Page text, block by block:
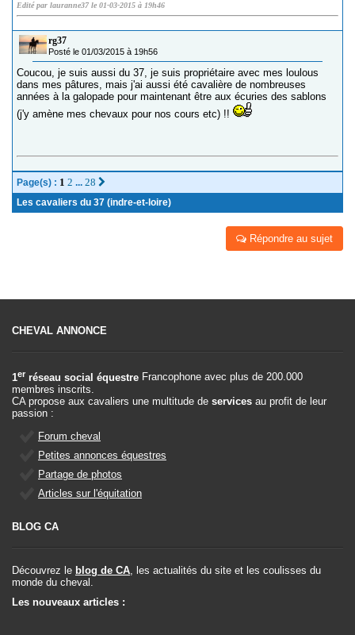
Edité par lauranne37 le 01-03-2015 à 19h46
rg37
Posté le 01/03/2015 à 19h56
Coucou, je suis aussi du 37, je suis propriétaire avec mes loulous
dans mes pâtures, mais j'ai aussi été cavalière de nombreuses
années à la galopade pour maintenant être aux écuries des sablons
(j'y amène mes chevaux pour nos cours etc) !!
Page(s) : 1 2 ... 28
Les cavaliers du 37 (indre-et-loire)
Répondre au sujet
CHEVAL ANNONCE
1er réseau social équestre Francophone avec plus de 200.000
membres inscrits.
CA propose aux cavaliers une multitude de services au profit de leur
passion :
Forum cheval
Petites annonces équestres
Partage de photos
Articles sur l'équitation
BLOG CA
Découvrez le blog de CA , les actualités du site et les coulisses du
monde du cheval.
Les nouveaux articles :